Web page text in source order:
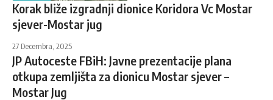
Korak bliže izgradnji dionice Koridora Vc Mostar
sjever-Mostar jug
27 Decembra, 2025
JP Autoceste FBiH: Javne prezentacije plana
otkupa zemljišta za dionicu Mostar sjever –
Mostar Jug